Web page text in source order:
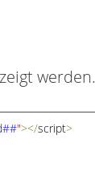
werden.
"></script>